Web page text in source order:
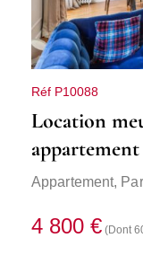
Réf P10088
Location
appartement
chambres
Appartement,
4 800 € (Dont